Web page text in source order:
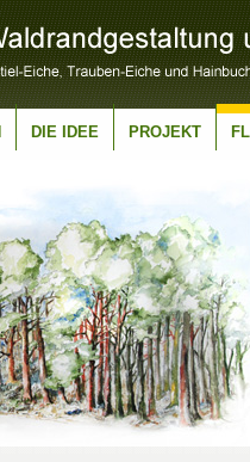
DIE IDEE PROJEKT